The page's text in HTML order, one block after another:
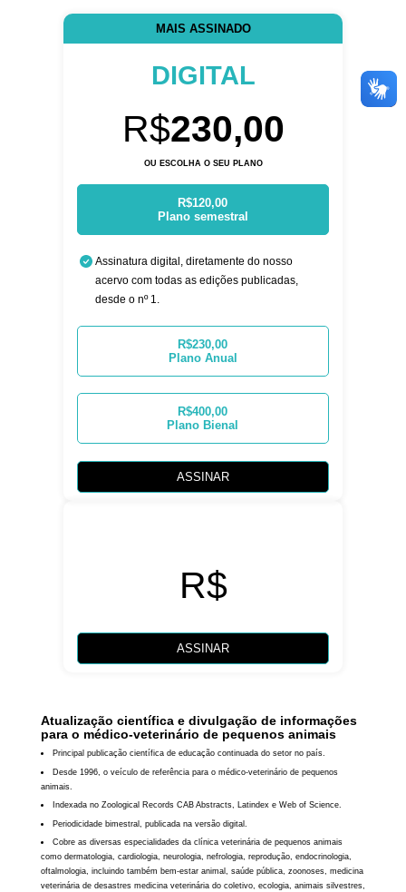
MAIS ASSINADO
DIGITAL
R$230,00
OU ESCOLHA O SEU PLANO
R$120,00
Plano semestral
Assinatura digital, diretamente do nosso
acervo com todas as edições publicadas,
desde o nº 1.
R$230,00
Plano Anual
R$400,00
Plano Bienal
ASSINAR
R$
ASSINAR
Atualização científica e divulgação de informações
para o médico-veterinário de pequenos animais
Principal publicação científica de educação continuada do setor no país.
Desde 1996, o veículo de referência para o médico-veterinário de pequenos
animais.
Indexada no Zoological Records CAB Abstracts, Latindex e Web of Science.
Periodicidade bimestral, publicada na versão digital.
Cobre as diversas especialidades da clínica veterinária de pequenos animais
como dermatologia, cardiologia, neurologia, nefrologia, reprodução, endocrinologia,
oftalmologia, incluindo também bem-estar animal, saúde pública, zoonoses, medicina
veterinária de desastres medicina veterinária do coletivo, ecologia, animais silvestres,